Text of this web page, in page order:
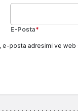
E-Posta*
e-posta adresimi ve